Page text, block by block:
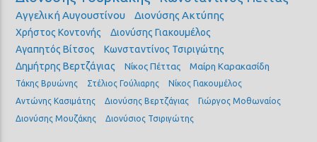
Αγγελική Αυγουστίνου Διονύσης Ακτύπης
Χρήστος Κοντονής
Διονύσης Γιακουμέλος
Αγαπητός Βίτσος
Κωνσταντίνος Τσιριγώτης
Δημήτρης Βερτζάγιας
Νίκος Πέττας Μαίρη Καρακασίδη
Τάκης Βρυώνης Στέλιος Γούλιαρης
Νίκος Γιακουμέλος
Αντώνης Κασιμάτης
Διονύσης Βερτζάγιας
Γιώργος Μοθωναίος
Διονύσης Μουζάκης
Διονύσιος Τσιριγώτης